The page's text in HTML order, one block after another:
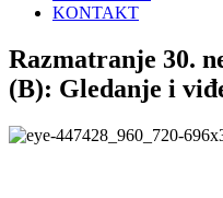
KONTAKT
Razmatranje 30.
(B): Gledanje i